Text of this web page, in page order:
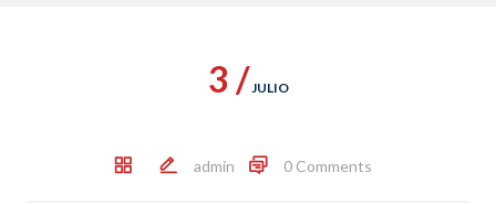
3 /JULIO
admin 0 Comments